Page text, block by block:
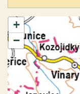
+
−